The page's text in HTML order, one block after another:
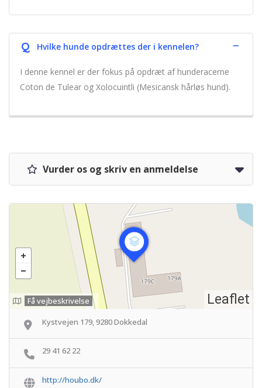
Q Hvilke hunde opdrættes der i kennelen?
I denne kennel er der fokus på opdræt af hunderacerne
Coton de Tulear og Xolocuintli (Mesicansk hårløs hund).
Vurder os og skriv en anmeldelse
Leaflet
Få vejbeskrivelse
Kystvejen 179, 9280 Dokkedal
29 41 62 22
http://houbo.dk/